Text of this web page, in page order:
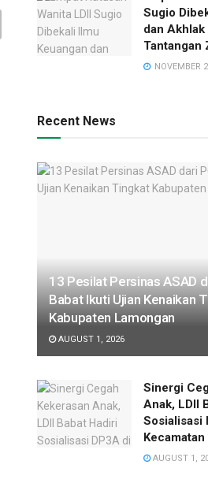
Sugio
dan
Tantangan
NOVEMBER
Recent News
13 Pesilat Persinas ASAD
Babat Ikuti Ujian Kenaikan
Kabupaten Lamongan
AUGUST 1, 2026
Sinergi
Anak, LDII
Sosialisasi
Kecamatan
AUGUST 1,